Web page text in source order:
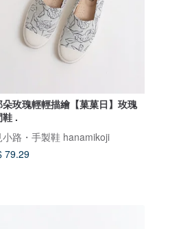
朵玫瑰輕輕描繪【菓菓日】玫瑰
鞋 .
小路・手製鞋 hanamikoji
79.29